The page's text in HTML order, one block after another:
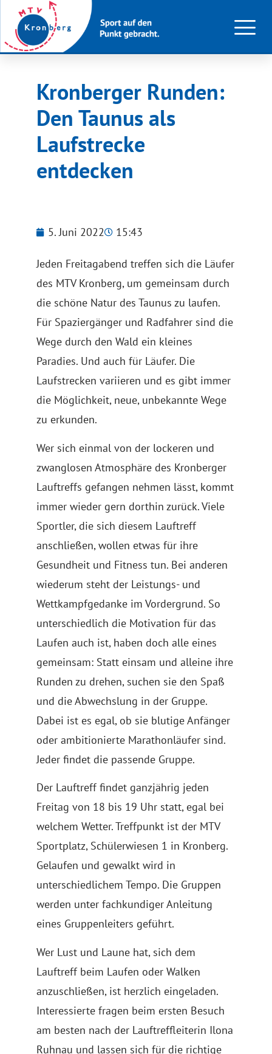
Kronberger Runden:
Den Taunus als
Laufstrecke
entdecken
5. Juni 2022 15:43
Jeden Freitagabend treffen sich die Läufer
des MTV Kronberg, um gemeinsam durch
die schöne Natur des Taunus zu laufen.
Für Spaziergänger und Radfahrer sind die
Wege durch den Wald ein kleines
Paradies. Und auch für Läufer. Die
Laufstrecken variieren und es gibt immer
die Möglichkeit, neue, unbekannte Wege
zu erkunden.
Wer sich einmal von der lockeren und
zwanglosen Atmosphäre des Kronberger
Lauftreffs gefangen nehmen lässt, kommt
immer wieder gern dorthin zurück. Viele
Sportler, die sich diesem Lauftreff
anschließen, wollen etwas für ihre
Gesundheit und Fitness tun. Bei anderen
wiederum steht der Leistungs- und
Wettkampfgedanke im Vordergrund. So
unterschiedlich die Motivation für das
Laufen auch ist, haben doch alle eines
gemeinsam: Statt einsam und alleine ihre
Runden zu drehen, suchen sie den Spaß
und die Abwechslung in der Gruppe.
Dabei ist es egal, ob sie blutige Anfänger
oder ambitionierte Marathonläufer sind.
Jeder findet die passende Gruppe.
Der Lauftreff findet ganzjährig jeden
Freitag von 18 bis 19 Uhr statt, egal bei
welchem Wetter. Treffpunkt ist der MTV
Sportplatz, Schülerwiesen 1 in Kronberg.
Gelaufen und gewalkt wird in
unterschiedlichem Tempo. Die Gruppen
werden unter fachkundiger Anleitung
eines Gruppenleiters geführt.
Wer Lust und Laune hat, sich dem
Lauftreff beim Laufen oder Walken
anzuschließen, ist herzlich eingeladen.
Interessierte fragen beim ersten Besuch
am besten nach der Lauftreffleiterin Ilona
Ruhnau und lassen sich für die richtige